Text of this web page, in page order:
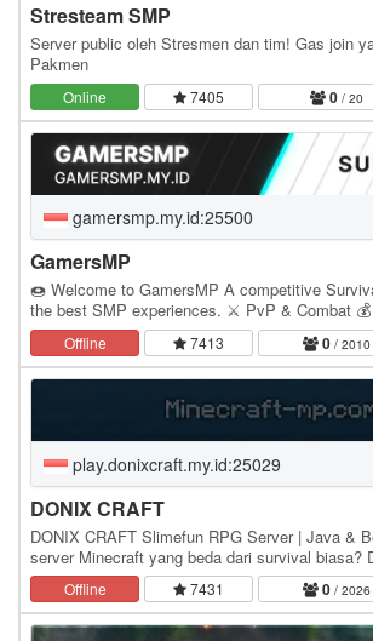
Stresteam SMP
Server public oleh Stresmen dan tim! Gas join
Pakmen
Online 7405 0 / 20
gamersmp.my.id:25500
GamersMP
🍩 Welcome to GamersMP A competitive
the best SMP experiences. ⚔️ PvP & Combat 💰
Economy 🏡 Land Claim System 🌍 Java &
Offline 7413 0 / 2010
play.donixcraft.my.id:25029
DONIX CRAFT
DONIX CRAFT Slimefun RPG Server | Java &
server Minecraft yang beda dari survival biasa?
dengan tema Slimefun RPG, tempat kamu
Offline 7431 0 / 2026